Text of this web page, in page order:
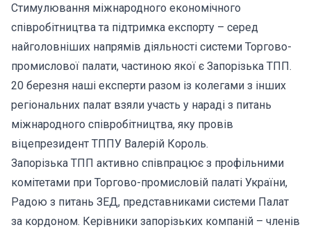
Стимулювання міжнародного економічного
співробітництва та підтримка експорту – серед
найголовніших напрямів діяльності системи Торгово-
промислової палати, частиною якої є Запорізька ТПП.
20 березня наші експерти разом із колегами з інших
регіональних палат взяли участь у нараді з питань
міжнародного співробітництва, яку провів
віцепрезидент ТППУ Валерій Король.
Запорізька ТПП активно співпрацює з профільними
комітетами при Торгово-промисловій палаті України,
Радою з питань ЗЕД, представниками системи Палат
за кордоном. Керівники запорізьких компаній – членів